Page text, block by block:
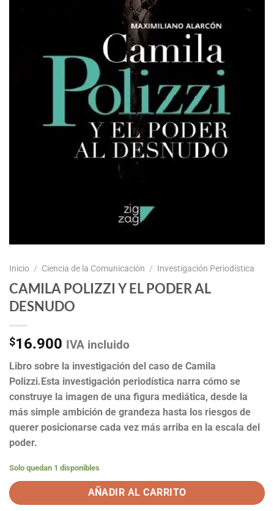
Inicio / Ciencia de la Comunicación / Investigación Periodística
CAMILA POLIZZI Y EL PODER AL
DESNUDO
$16.900 IVA incluido
Libro sobre la investigación del caso de Camila
Polizzi.Esta investigación periodística narra cómo se
construye la imagen de una figura mediática, desde la
más simple ambición de grandeza hasta los riesgos de
querer posicionarse cada vez más arriba en la escala del
poder.
Solo quedan 1 disponibles
AÑADIR AL CARRITO